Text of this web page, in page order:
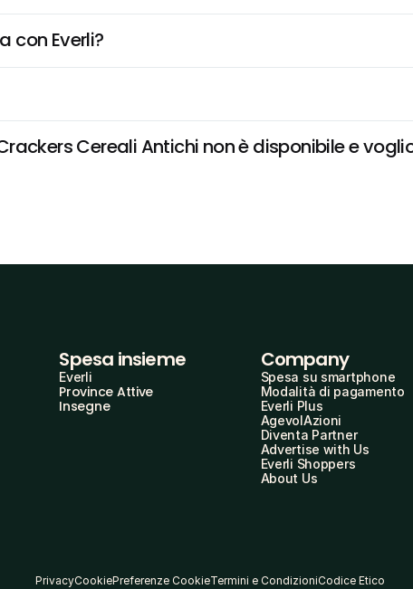
con Everli?
Cereali Antichi non è disponibile e
Spesa insieme
Everli
Province Attive
Insegne
Company
Spesa su smartphone
Modalità di pagamento
Everli Plus
AgevolAzioni
Diventa Partner
Advertise with Us
Everli Shoppers
About Us
PrivacyCookiePreferenze CookieTermini e CondizioniCodice Etico